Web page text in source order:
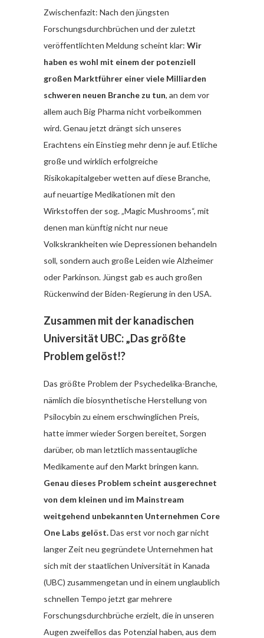
Zwischenfazit: Nach den jüngsten
Forschungsdurchbrüchen und der zuletzt
veröffentlichten Meldung scheint klar: Wir
haben es wohl mit einem der potenziell
großen Marktführer einer viele Milliarden
schweren neuen Branche zu tun, an dem vor
allem auch Big Pharma nicht vorbeikommen
wird. Genau jetzt drängt sich unseres
Erachtens ein Einstieg mehr denn je auf. Etliche
große und wirklich erfolgreiche
Risikokapitalgeber wetten auf diese Branche,
auf neuartige Medikationen mit den
Wirkstoffen der sog. „Magic Mushrooms“, mit
denen man künftig nicht nur neue
Volkskrankheiten wie Depressionen behandeln
soll, sondern auch große Leiden wie Alzheimer
oder Parkinson. Jüngst gab es auch großen
Rückenwind der Biden-Regierung in den USA.
Zusammen mit der kanadischen
Universität UBC: „Das größte
Problem gelöst!?
Das größte Problem der Psychedelika-Branche,
nämlich die biosynthetische Herstellung von
Psilocybin zu einem erschwinglichen Preis,
hatte immer wieder Sorgen bereitet, Sorgen
darüber, ob man letztlich massentaugliche
Medikamente auf den Markt bringen kann.
Genau dieses Problem scheint ausgerechnet
von dem kleinen und im Mainstream
weitgehend unbekannten Unternehmen Core
One Labs gelöst.Das erst vor noch gar nicht
langer Zeit neu gegründete Unternehmen hat
sich mit der staatlichen Universität in Kanada
(UBC) zusammengetan und in einem unglaublich
schnellen Tempo jetzt gar mehrere
Forschungsdurchbrüche erzielt, die in unseren
Augen zweifellos das Potenzial haben, aus dem